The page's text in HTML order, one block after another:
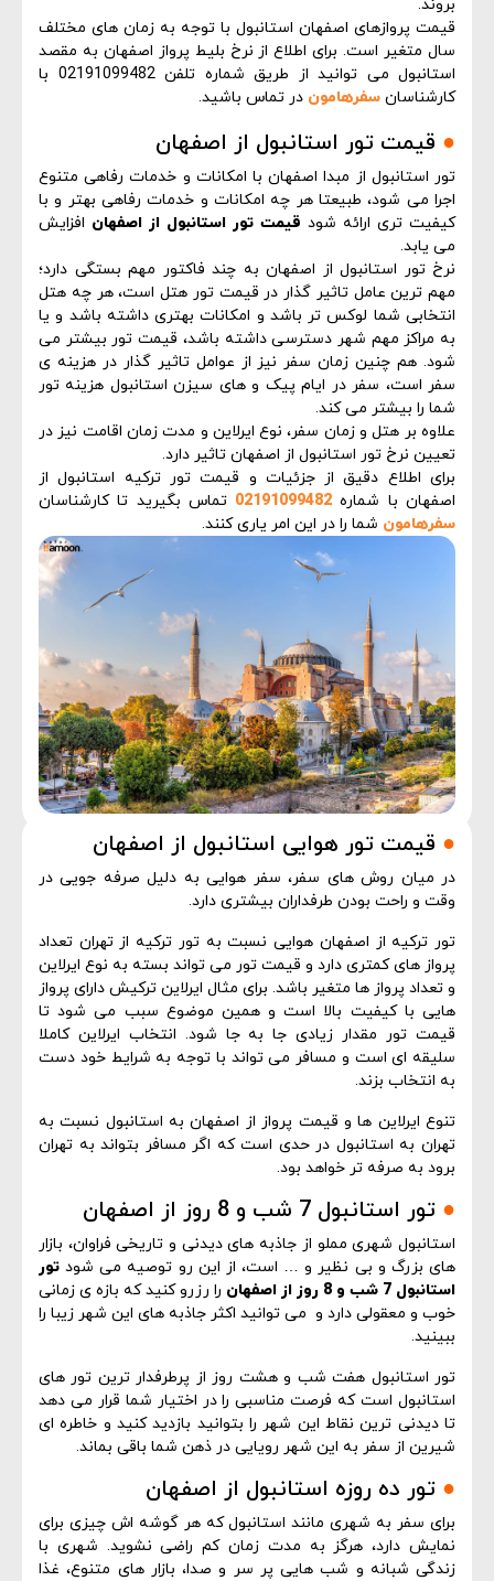
بروند.
قیمت پروازهای اصفهان استانبول با توجه به زمان های مختلف
سال متغیر است. برای اطلاع از نرخ بلیط پرواز اصفهان به مقصد
استانبول می توانید از طریق شماره تلفن 02191099482 با
کارشناسان سفرهامون در تماس باشید.
● قیمت تور استانبول از اصفهان
تور استانبول از مبدا اصفهان با امکانات و خدمات رفاهی متنوع
اجرا می شود، طبیعتا هر چه امکانات و خدمات رفاهی بهتر و با
کیفیت تری ارائه شود قیمت تور استانبول از اصفهان افزایش
می یابد.
نرخ تور استانبول از اصفهان به چند فاکتور مهم بستگی دارد؛
مهم ترین عامل تاثیر گذار در قیمت تور هتل است، هر چه هتل
انتخابی شما لوکس تر باشد و امکانات بهتری داشته باشد و یا
به مراکز مهم شهر دسترسی داشته باشد، قیمت تور بیشتر می
شود. هم چنین زمان سفر نیز از عوامل تاثیر گذار در هزینه ی
سفر است، سفر در ایام پیک و های سیزن استانبول هزینه تور
شما را بیشتر می کند.
علاوه بر هتل و زمان سفر، نوع ایرلاین و مدت زمان اقامت نیز در
تعیین نرخ تور استانبول از اصفهان تاثیر دارد.
برای اطلاع دقیق از جزئیات و قیمت تور ترکیه استانبول از
اصفهان با شماره 02191099482 تماس بگیرید تا کارشناسان
سفرهامون شما را در این امر یاری کنند.
● قیمت تور هوایی استانبول از اصفهان
در میان روش های سفر، سفر هوایی به دلیل صرفه جویی در
وقت و راحت بودن طرفداران بیشتری دارد.
تور ترکیه از اصفهان هوایی نسبت به تور ترکیه از تهران تعداد
پرواز های کمتری دارد و قیمت تور می تواند بسته به نوع ایرلاین
و تعداد پرواز ها متغیر باشد. برای مثال ایرلاین ترکیش دارای پرواز
هایی با کیفیت بالا است و همین موضوع سبب می شود تا
قیمت تور مقدار زیادی جا به جا شود. انتخاب ایرلاین کاملا
سلیقه ای است و مسافر می تواند با توجه به شرایط خود دست
به انتخاب بزند.
تنوع ایرلاین ها و قیمت پرواز از اصفهان به استانبول نسبت به
تهران به استانبول در حدی است که اگر مسافر بتواند به تهران
برود به صرفه تر خواهد بود.
● تور استانبول 7 شب و 8 روز از اصفهان
استانبول شهری مملو از جاذبه های دیدنی و تاریخی فراوان، بازار
های بزرگ و بی نظیر و … است، از این رو توصیه می شود تور
استانبول 7 شب و 8 روز از اصفهان
را رزرو کنید که بازه ی زمانی
خوب و معقولی دارد و می توانید اکثر جاذبه های این شهر زیبا را
ببینید.
تور استانبول هفت شب و هشت روز از پرطرفدار ترین تور های
استانبول است که فرصت مناسبی را در اختیار شما قرار می دهد
تا دیدنی ترین نقاط این شهر را بتوانید بازدید کنید و خاطره ای
شیرین از سفر به این شهر رویایی در ذهن شما باقی بماند.
● تور ده روزه استانبول از اصفهان
برای سفر به شهری مانند استانبول که هر گوشه اش چیزی برای
نمایش دارد، هرگز به مدت زمان کم راضی نشوید. شهری با
زندگی شبانه و شب هایی پر سر و صدا، بازار های متنوع، غذا